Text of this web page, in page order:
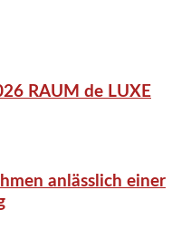
RAUM de LUXE
anlässlich einer